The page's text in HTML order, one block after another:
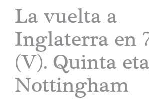
La vuelta a
Inglaterra en
(V). Quinta
Nottingham